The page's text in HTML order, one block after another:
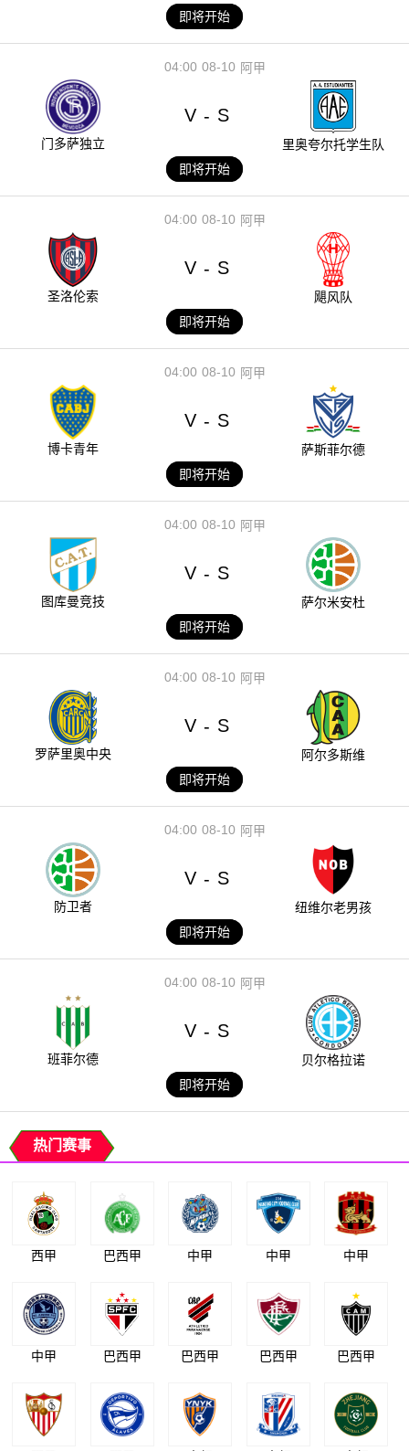
即将开始
08-10
04:00 阿甲
门多萨独立
V - S
里奥夸尔托学生队
即将开始
08-10
04:00 阿甲
圣洛伦索
V - S
飓风队
即将开始
08-10
04:00 阿甲
博卡青年
V - S
萨斯菲尔德
即将开始
08-10
04:00 阿甲
图库曼竞技
V - S
萨尔米安杜
即将开始
08-10
04:00 阿甲
罗萨里奥中央
V - S
阿尔多斯维
即将开始
08-10
04:00 阿甲
防卫者
V - S
纽维尔老男孩
即将开始
08-10
04:00 阿甲
班菲尔德
V - S
贝尔格拉诺
即将开始
热门赛事
西甲 巴西甲 中甲 中甲 中甲
中甲 巴西甲 巴西甲 巴西甲 巴西甲